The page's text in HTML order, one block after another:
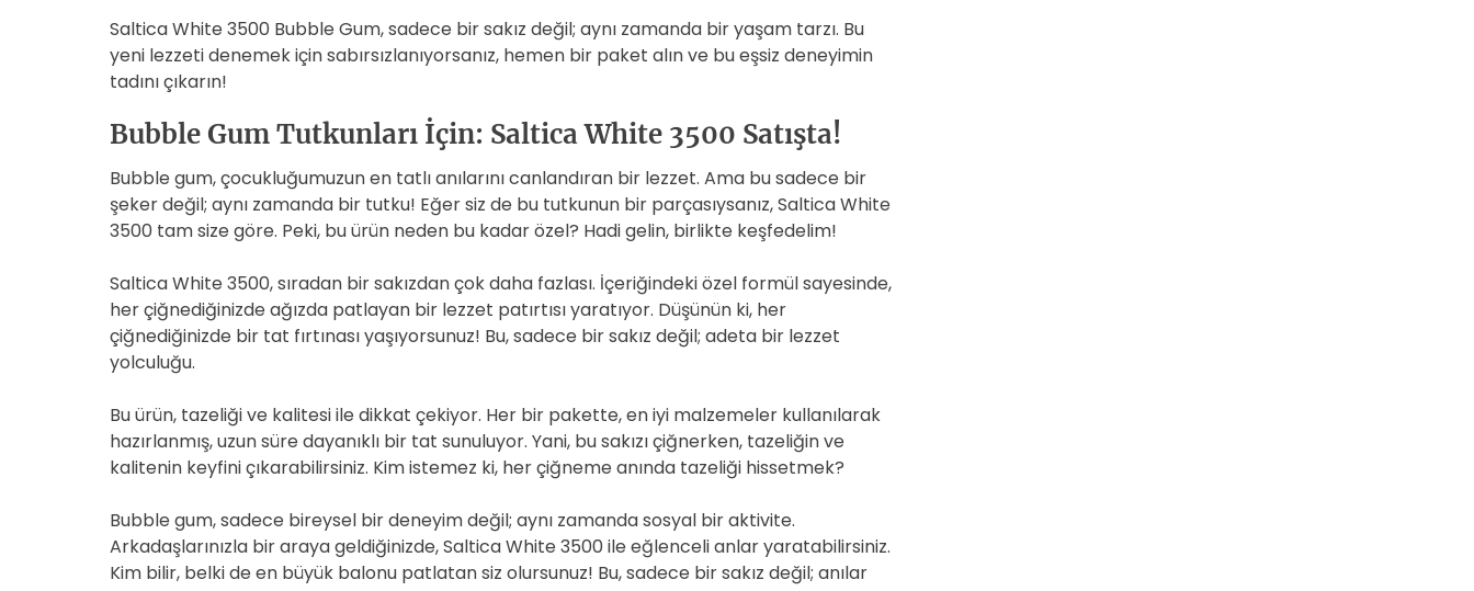
Saltica White 3500 Bubble Gum, sadece bir sakız değil; aynı zamanda bir yaşam tarzı. Bu
yeni lezzeti denemek için sabırsızlanıyorsanız, hemen bir paket alın ve bu eşsiz deneyimin
tadını çıkarın!
Bubble Gum Tutkunları İçin: Saltica White 3500 Satışta!
Bubble gum, çocukluğumuzun en tatlı anılarını canlandıran bir lezzet. Ama bu sadece bir
şeker değil; aynı zamanda bir tutku! Eğer siz de bu tutkunun bir parçasıysanız, Saltica White
3500 tam size göre. Peki, bu ürün neden bu kadar özel? Hadi gelin, birlikte keşfedelim!
Saltica White 3500, sıradan bir sakızdan çok daha fazlası. İçeriğindeki özel formül sayesinde,
her çiğnediğinizde ağızda patlayan bir lezzet patırtısı yaratıyor. Düşünün ki, her
çiğnediğinizde bir tat fırtınası yaşıyorsunuz! Bu, sadece bir sakız değil; adeta bir lezzet
yolculuğu.
Bu ürün, tazeliği ve kalitesi ile dikkat çekiyor. Her bir pakette, en iyi malzemeler kullanılarak
hazırlanmış, uzun süre dayanıklı bir tat sunuluyor. Yani, bu sakızı çiğnerken, tazeliğin ve
kalitenin keyfini çıkarabilirsiniz. Kim istemez ki, her çiğneme anında tazeliği hissetmek?
Bubble gum, sadece bireysel bir deneyim değil; aynı zamanda sosyal bir aktivite.
Arkadaşlarınızla bir araya geldiğinizde, Saltica White 3500 ile eğlenceli anlar yaratabilirsiniz.
Kim bilir, belki de en büyük balonu patlatan siz olursunuz! Bu, sadece bir sakız değil; anılar